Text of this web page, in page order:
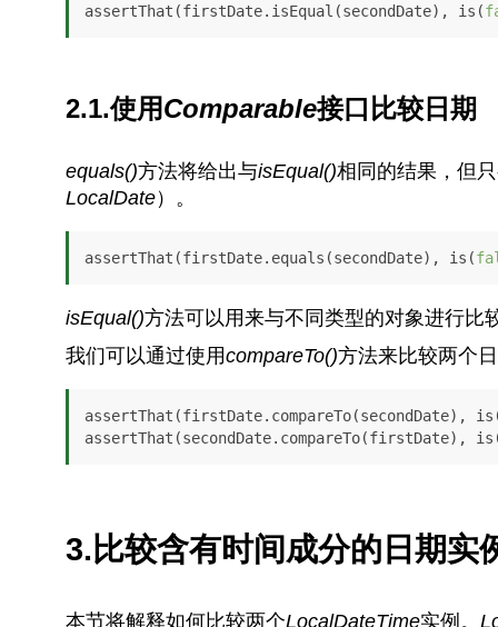
assertThat(firstDate.isEqual(secondDate), is(
2.1.使用Comparable接口比较日期
equals()方法将给出与isEqual()相同的结果，但
LocalDate）。
assertThat(firstDate.equals(secondDate), is(
isEqual()方法可以用来与不同类型的对象进行比
我们可以通过使用compareTo()方法来比较两个
assertThat(firstDate.compareTo(secondDate),
assertThat(secondDate.compareTo(firstDate),
3.比较含有时间成分的日期实
本节将解释如何比较两个LocalDateTime实例。